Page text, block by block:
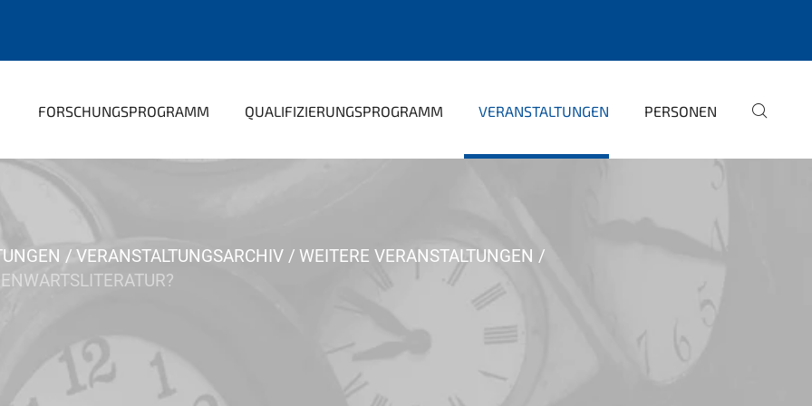
FORSCHUNGSPROGRAMM QUALIFIZIERUNGSPROGRAMM VERANSTALTUNGEN PERSONEN
VERANSTALTUNGSARCHIV
WEITERE VERANSTALTUNGEN